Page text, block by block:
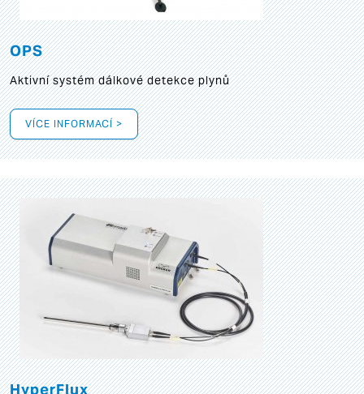
OPS
Aktivní systém dálkové detekce plynů
VÍCE INFORMACÍ >
HyperFlux